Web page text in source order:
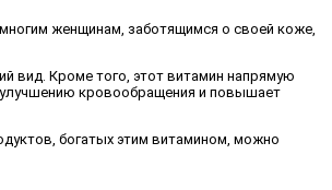
женщинам, заботящимся о своей коже,
вид. Кроме того, этот витамин напрямую
улучшению кровообращения и повышает
богатых этим витамином, можно